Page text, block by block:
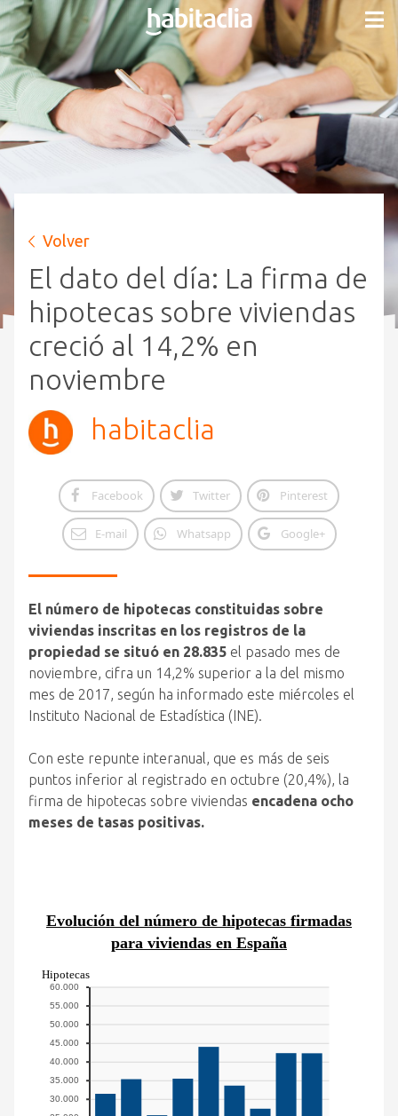
Volver
El dato del día: La firma de
hipotecas sobre viviendas
creció al 14,2% en
noviembre
habitaclia
Facebook Twitter Pinterest
E-mail Whatsapp Google+
El número de hipotecas constituidas sobre
viviendas inscritas en los registros de la
propiedad se situó en 28.835 el pasado mes de
noviembre, cifra un 14,2% superior a la del mismo
mes de 2017, según ha informado este miércoles el
Instituto Nacional de Estadística (INE).
Con este repunte interanual, que es más de seis
puntos inferior al registrado en octubre (20,4%), la
firma de hipotecas sobre viviendas encadena ocho
meses de tasas positivas.